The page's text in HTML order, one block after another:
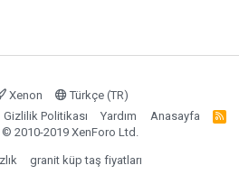
Xenon
Türkçe (TR)
Gizlilik Politikası Yardım Anasayfa
R
© 2010-2019 XenForo Ltd.
granit küp taş fiyatları